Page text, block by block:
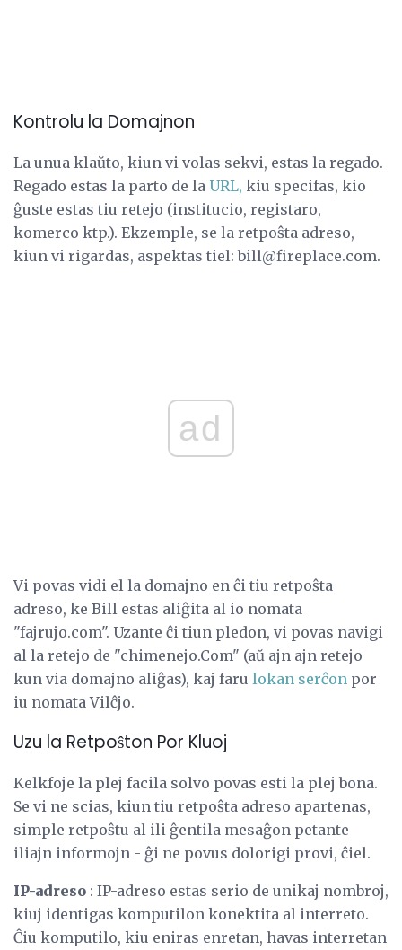
Kontrolu la Domajnon
La unua klaŭto, kiun vi volas sekvi, estas la regado.
Regado estas la parto de la URL, kiu specifas, kio
ĝuste estas tiu retejo (institucio, registaro,
komerco ktp.). Ekzemple, se la retpoŝta adreso,
kiun vi rigardas, aspektas tiel: bill@fireplace.com.
ad
Vi povas vidi el la domajno en ĉi tiu retpoŝta
adreso, ke Bill estas aliĝita al io nomata
"fajrujo.com". Uzante ĉi tiun pledon, vi povas navigi
al la retejo de "chimenejo.Com" (aŭ ajn ajn retejo
kun via domajno aliĝas), kaj faru lokan serĉon por
iu nomata Vilĉjo.
Uzu la Retpoŝton Por Kluoj
Kelkfoje la plej facila solvo povas esti la plej bona.
Se vi ne scias, kiun tiu retpoŝta adreso apartenas,
simple retpoŝtu al ili ĝentila mesaĝon petante
iliajn informojn - ĝi ne povus dolorigi provi, ĉiel.
IP-adreso : IP-adreso estas serio de unikaj nombroj,
kiuj identigas komputilon konektita al interreto.
Ĉiu komputilo, kiu eniras enretan, havas interretan